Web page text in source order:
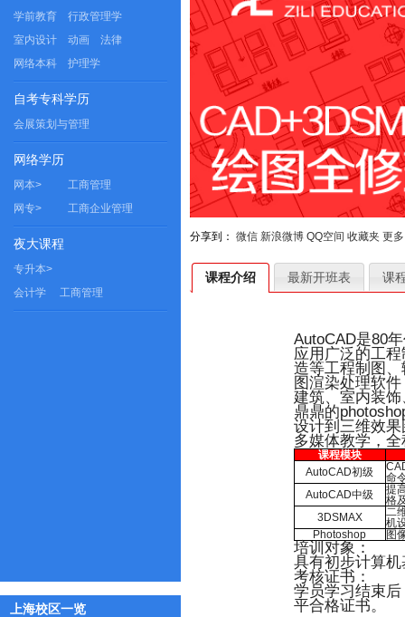
学前教育
行政管理学
室内设计
动画
法律
网络本科
护理学
自考专科学历
会展策划与管理
网络学历
网本>
工商管理
网专>
工商企业管理
夜大课程
专升本>
会计学
工商管理
上海校区一览
分享到： 微信 新浪微博 QQ空间 收藏夹 更多
课程介绍 最新开班表 课
AutoCAD是80
应用广泛的工
造等工程制图
图渲染处理软
建筑、室内装
鼎鼎的
设计到三维效
多媒体教学，
课程模块
AutoCAD初级
命
AutoCAD中级
提
格
3DSMAX
二
机
Photoshop
图
培训对象：
具有初步计算
考核证书：
学员学习结束
平合格证书。